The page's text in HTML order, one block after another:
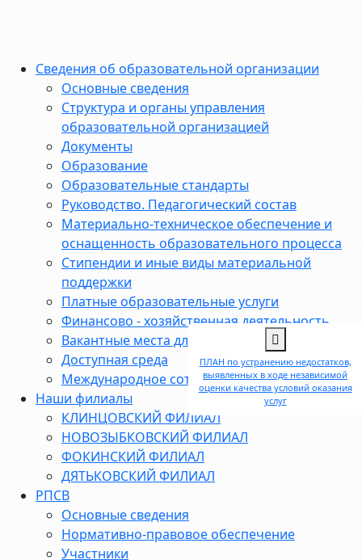
Сведения об образовательной организации
Основные сведения
Структура и органы управления
образовательной организацией
Документы
Образование
Образовательные стандарты
Руководство. Педагогический состав
Материально-техническое обеспечение и
оснащенность образовательного процесса
Стипендии и иные виды материальной
поддержки
Платные образовательные услуги
Финансово - хозяйственная деятельность
Вакантные места для приема (перевода)
Доступная среда
Международное сотрудничество
Наши филиалы
КЛИНЦОВСКИЙ ФИЛИАЛ
НОВОЗЫБКОВСКИЙ ФИЛИАЛ
ФОКИНСКИЙ ФИЛИАЛ
ДЯТЬКОВСКИЙ ФИЛИАЛ
РПСВ
Основные сведения
Нормативно-правовое обеспечение
Участники
ПЛАН по устранению недостатков,
выявленных в ходе независимой
оценки качества условий оказания
услуг